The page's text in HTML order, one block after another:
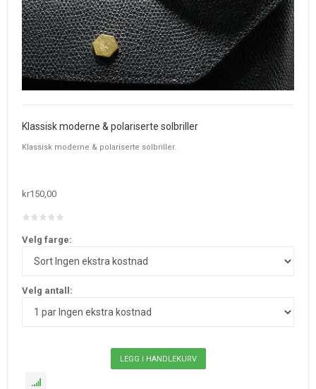
Klassisk moderne & polariserte solbriller
Klassisk moderne & polariserte solbriller.
kr150,00
Velg farge:
Velg antall: